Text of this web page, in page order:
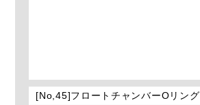
[No,45]フロートチャンバーOリング